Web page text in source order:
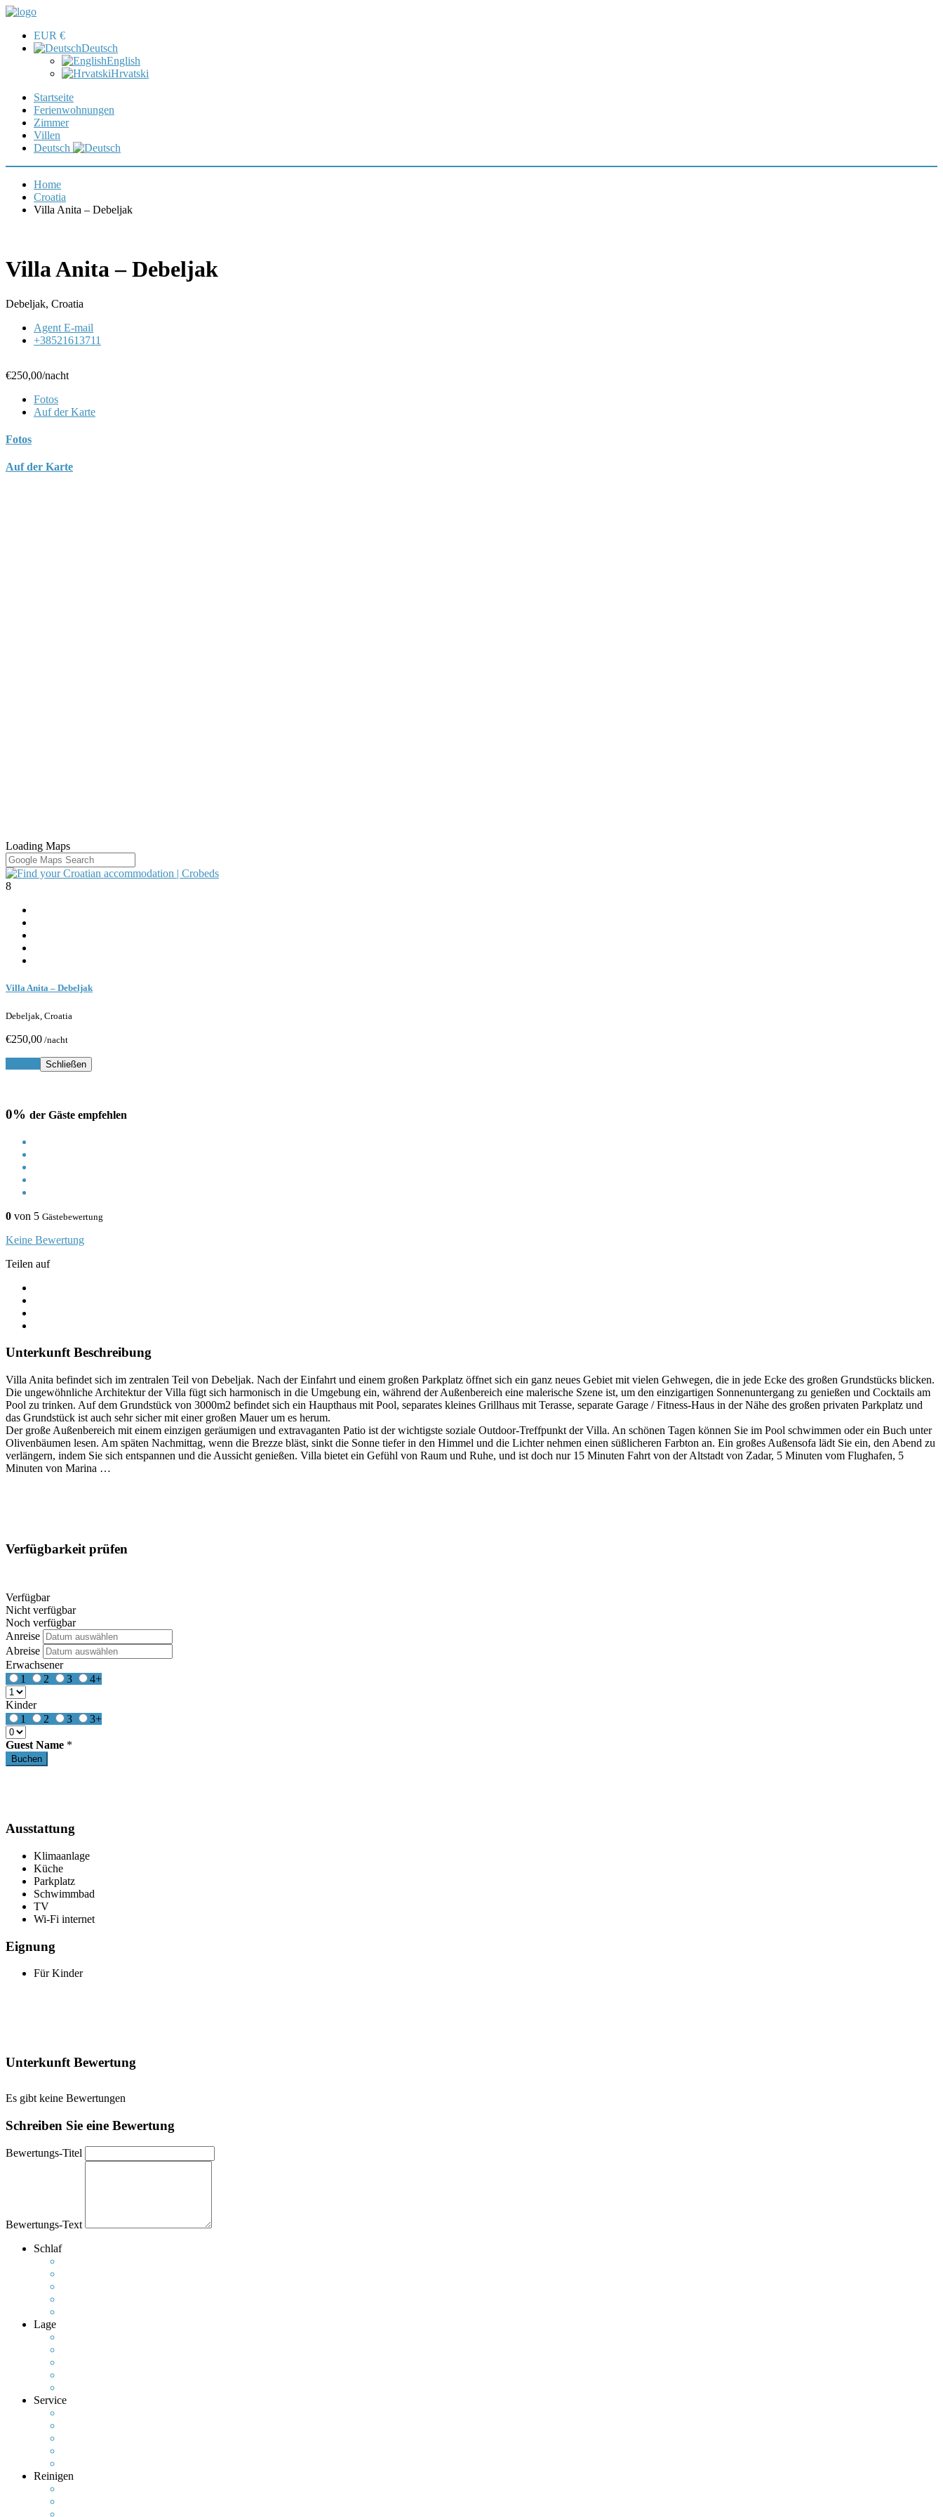
EUR €
Deutsch
English
Hrvatski
Startseite
Ferienwohnungen
Zimmer
Villen
Deutsch
Home
Croatia
Villa Anita – Debeljak
Villa Anita – Debeljak
Debeljak, Croatia
Agent E-mail
+38521613711
€250,00/nacht
Fotos
Auf der Karte
Fotos
Auf der Karte
Loading Maps
8
Villa Anita – Debeljak
Debeljak, Croatia
€250,00 /nacht
Schließen
0% der Gäste empfehlen
0 von 5 Gästebewertung
Keine Bewertung
Teilen auf
Unterkunft Beschreibung
Villa Anita befindet sich im zentralen Teil von Debeljak. Nach der Einfahrt und einem großen Parkplatz öffnet sich ein ganz neues Gebiet mit vielen Gehwegen, die in jede Ecke des großen Grundstücks blicken.
Die ungewöhnliche Architektur der Villa fügt sich harmonisch in die Umgebung ein, während der Außenbereich eine malerische Szene ist, um den einzigartigen Sonnenuntergang zu genießen und Cocktails am
Pool zu trinken. Auf dem Grundstück von 3000m2 befindet sich ein Haupthaus mit Pool, separates kleines Grillhaus mit Terasse, separate Garage / Fitness-Haus in der Nähe des großen privaten Parkplatz und
das Grundstück ist auch sehr sicher mit einer großen Mauer um es herum.
Der große Außenbereich mit einem einzigen geräumigen und extravaganten Patio ist der wichtigste soziale Outdoor-Treffpunkt der Villa. An schönen Tagen können Sie im Pool schwimmen oder ein Buch unter
Olivenbäumen lesen. Am späten Nachmittag, wenn die Brezze bläst, sinkt die Sonne tiefer in den Himmel und die Lichter nehmen einen süßlicheren Farbton an. Ein großes Außensofa lädt Sie ein, den Abend zu
verlängern, indem Sie sich entspannen und die Aussicht genießen. Villa bietet ein Gefühl von Raum und Ruhe, und ist doch nur 15 Minuten Fahrt von der Altstadt von Zadar, 5 Minuten vom Flughafen, 5
Minuten von Marina …
Verfügbarkeit prüfen
Verfügbar
Nicht verfügbar
Noch verfügbar
Anreise
Abreise
Erwachsener
1
2 3 4+
Kinder
1
2 3 3+
Guest Name *
Ausstattung
Klimaanlage
Küche
Parkplatz
Schwimmbad
TV
Wi-Fi internet
Eignung
Für Kinder
Unterkunft Bewertung
Es gibt keine Bewertungen
Schreiben Sie eine Bewertung
Bewertungs-Titel
Bewertungs-Text
Schlaf
Lage
Service
Reinigen